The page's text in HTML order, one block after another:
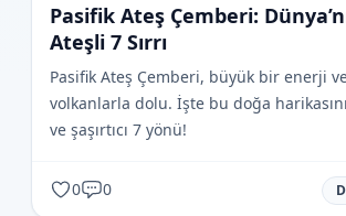
Pasifik Ateş Çemberi:
Ateşli 7 Sırrı
Pasifik Ateş Çemberi, büyük bir enerji
volkanlarla dolu. İşte bu doğa
ve şaşırtıcı 7 yönü!
0 0